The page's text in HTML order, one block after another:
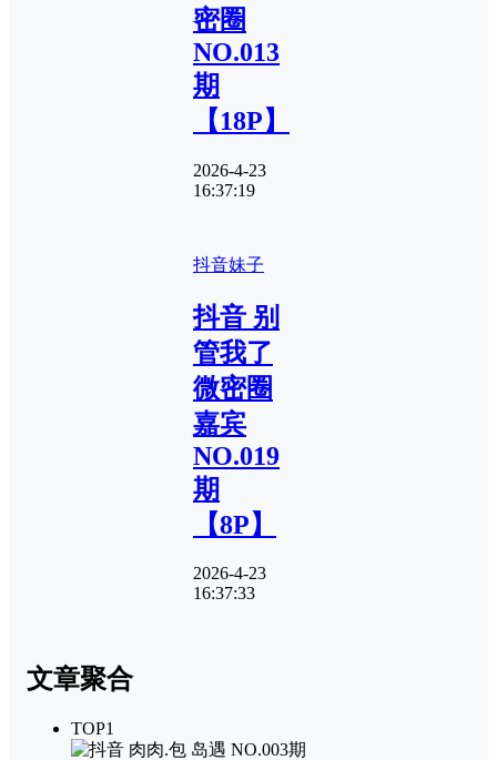
密圈
NO.013
期
【18P】
2026-4-23
16:37:19
抖音妹子
抖音 别
管我了
微密圈
嘉宾
NO.019
期
【8P】
2026-4-23
16:37:33
文章聚合
TOP1